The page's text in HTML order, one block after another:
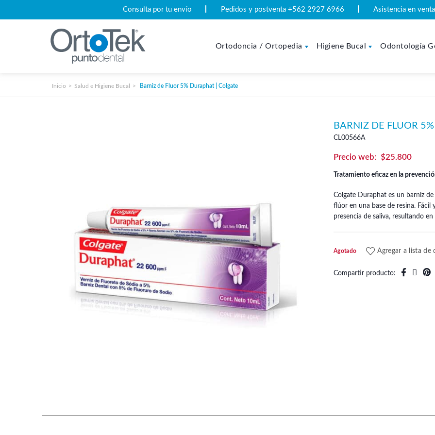
Consulta por tu envío Pedidos y postventa +562 2927 6966 Asistencia en
Ortodoncia / Ortopedia Higiene Bucal Odontología
Inicio Salud e Higiene Bucal Barniz de Fluor 5% Duraphat | Colgate
BARNIZ DE FLUOR
CL00566A
$25.800
Tratamiento eficaz en la
Colgate Duraphat es un barniz
flúor en una base de resina. Fácil
presencia de saliva, resultando
Agotado Agregar a lista de
Compartir producto